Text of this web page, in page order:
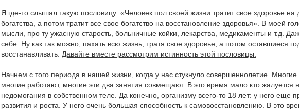
Я где-то слышал такую пословицу: «Человек пол своей жизни тратит свое здоровье на
богатства, а потом тратит все свое богатство на восстановление здоровья». В моей
мысли, про ту ужасную старость, больничные койки, лекарства, медикаменты и т.д.
себе. Ну как так можно, пахать всю жизнь, тратя свое здоровье, а потом оставшиеся
восстанавливать. Давайте вместе рассмотрим истинность этой пословицы.
Начнем с того периода в нашей жизни, когда у нас стукнуло совершеннолетие.
многие работают, многие эти два занятия совмещают. В это время мало кто жалуется
недомогания в собственном теле. Да конечно, организму всего-то 18 лет: у него еще
развития и роста. У него очень большая способность к самовосстановлению. В это